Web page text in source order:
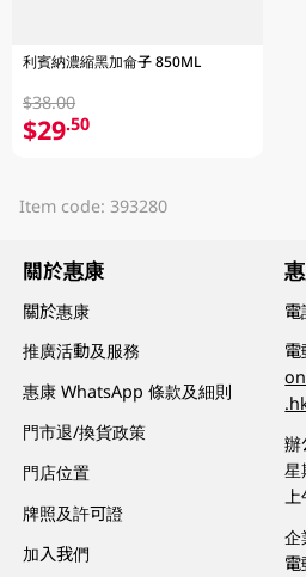
利賓納濃縮黑加侖子 850ML
$38.00
$29.50
Item code: 393280
關於惠康
關於惠康
推廣活動及服務
惠康 WhatsApp 條款及細則
門市退/換貨政策
門店位置
牌照及許可證
加入我們
電
辦
星
上
企
電